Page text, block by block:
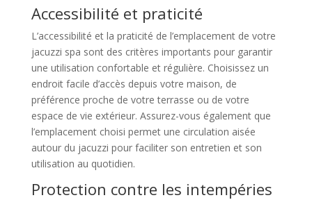
Accessibilité et praticité
L’accessibilité et la praticité de l’emplacement de votre
jacuzzi spa sont des critères importants pour garantir
une utilisation confortable et régulière. Choisissez un
endroit facile d’accès depuis votre maison, de
préférence proche de votre terrasse ou de votre
espace de vie extérieur. Assurez-vous également que
l’emplacement choisi permet une circulation aisée
autour du jacuzzi pour faciliter son entretien et son
utilisation au quotidien.
Protection contre les intempéries